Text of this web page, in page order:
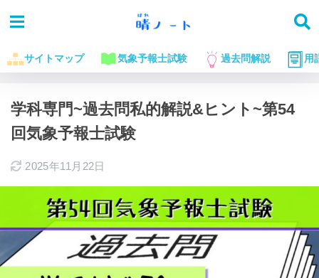
サイトマップ 気象予報士試験 過去問解説 用
ホーム 気象予報士試験に役立つお話 過去問解説
学科専門~過去問私的解説&ヒント~第54
回気象予報士試験
2025年11月22日